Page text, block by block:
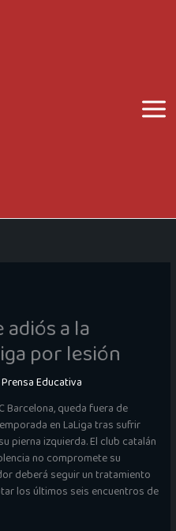
a la
por lesión
Prensa Educativa
Barcelona, queda fuera de
en LaLiga tras sufrir
pierna izquierda. El club catalán
no compromete su
deberá seguir un tratamiento
los últimos seis encuentros de